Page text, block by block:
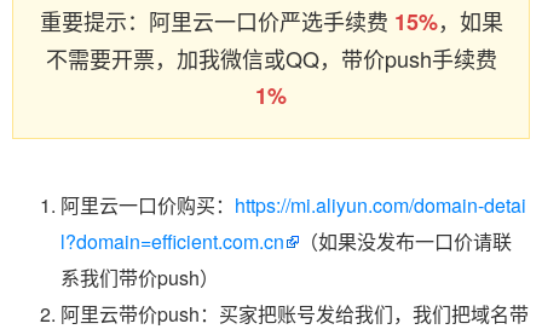
重要提示：阿里云一口价严选手续费 15%，如果
不需要开票，加我微信或QQ，带价push手续费
1%
阿里云一口价购买： https://mi.aliyun.com/domain-detai
l?domain=efficient.com.cn
（如果没发布一口价请联
系我们带价push）
阿里云带价push：买家把账号发给我们，我们把域名带